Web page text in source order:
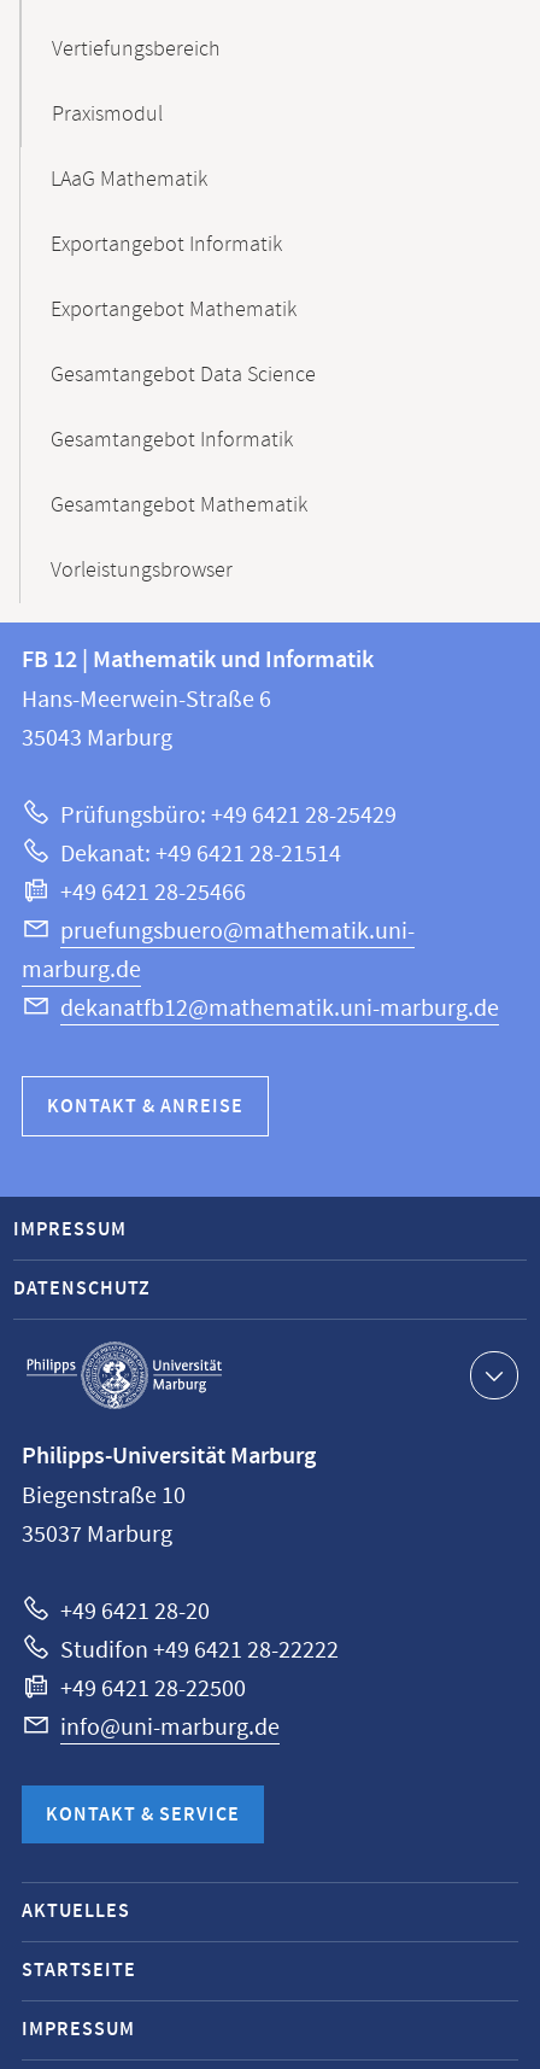
Vertiefungsbereich
Praxismodul
LAaG Mathematik
Exportangebot Informatik
Exportangebot Mathematik
Gesamtangebot Data Science
Gesamtangebot Informatik
Gesamtangebot Mathematik
Vorleistungsbrowser
Kontakt
und
Informationen
Website
FB
12
|
und
Informatik
FB 12 | Mathematik und Informatik
Hans-Meerwein-Straße 6
35043 Marburg
Prüfungsbüro: +49 6421 28-25429
Dekanat: +49 6421 28-21514
+49 6421 28-25466
pruefungsbuero@mathematik.uni-
marburg.de
dekanatfb12@mathematik.uni-marburg.de
KONTAKT & ANREISE
Service-
Navigation
IMPRESSUM
DATENSCHUTZ
Philipps-
Universität
Marburg
Philipps-Universität Marburg
Biegenstraße 10
35037 Marburg
+49 6421 28-20
Studifon +49 6421 28-22222
+49 6421 28-22500
info@uni-marburg.de
KONTAKT & SERVICE
Mobile-
Service-
Navigation
und
Social
AKTUELLES
STARTSEITE
IMPRESSUM